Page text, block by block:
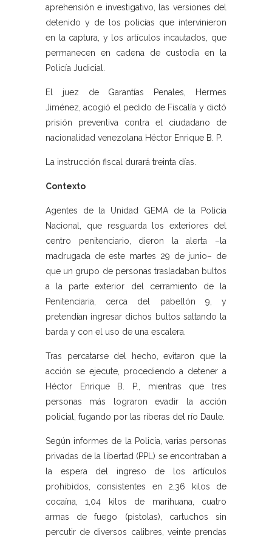
aprehensión e investigativo, las versiones del
detenido y de los policías que intervinieron
en la captura, y los artículos incautados, que
permanecen en cadena de custodia en la
Policía Judicial.
El juez de Garantías Penales, Hermes
Jiménez, acogió el pedido de Fiscalía y dictó
prisión preventiva contra el ciudadano de
nacionalidad venezolana Héctor Enrique B. P.
La instrucción fiscal durará treinta días.
Contexto
Agentes de la Unidad GEMA de la Policía
Nacional, que resguarda los exteriores del
centro penitenciario, dieron la alerta –la
madrugada de este martes 29 de junio– de
que un grupo de personas trasladaban bultos
a la parte exterior del cerramiento de la
Penitenciaria, cerca del pabellón 9, y
pretendían ingresar dichos bultos saltando la
barda y con el uso de una escalera.
Tras percatarse del hecho, evitaron que la
acción se ejecute, procediendo a detener a
Héctor Enrique B. P., mientras que tres
personas más lograron evadir la acción
policial, fugando por las riberas del río Daule.
Según informes de la Policía, varias personas
privadas de la libertad (PPL) se encontraban a
la espera del ingreso de los artículos
prohibidos, consistentes en 2,36 kilos de
cocaína, 1,04 kilos de marihuana, cuatro
armas de fuego (pistolas), cartuchos sin
percutir de diversos calibres, veinte prendas